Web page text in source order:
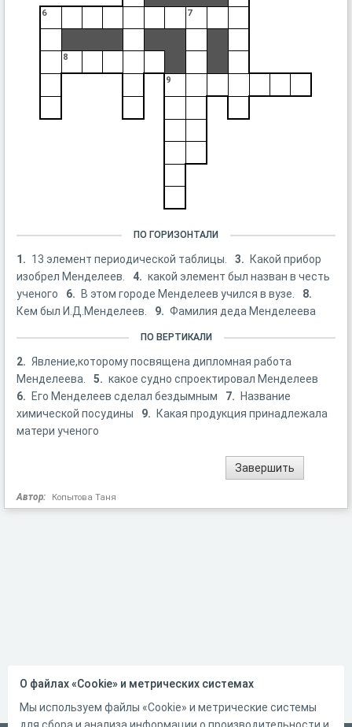
6 7
8
9
ПО ГОРИЗОНТАЛИ
1. 13 элемент периодической таблицы. 3.
Какой прибор
изобрел Менделеев.
4. какой элемент был назван в честь
ученого
6. В этом городе Менделеев учился в вузе.
8.
Кем был И.Д.Менделеев.
9. Фамилия деда Менделеева
ПО ВЕРТИКАЛИ
2. Явление,которому посвящена дипломная работа
Менделеева.
5. какое судно спроектировал Менделеев
6.
Его Менделеев сделал бездымным 7.
Название
химической посудины
9.
Какая продукция принадлежала
матери ученого
Автор: Копытова Таня
О файлах «Cookie» и метрических системах
Мы используем файлы «Cookie» и метрические системы